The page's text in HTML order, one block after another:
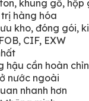
khung gỗ,
trị hàng hóa
kho, đóng gói,
CIF, EXW
hậu cần hoàn
nước ngoài
nhanh hơn